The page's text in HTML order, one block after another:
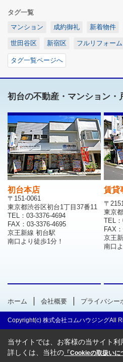
タグ一覧
マンション
成約御礼 新着物件
世田谷区 新宿区 フルリフォーム
タグ一覧ページへ
初台の不動産・マンション・
初台本店
〒151-0061
東京都渋谷区初台1丁目37番11
TEL：03-3376-4694
FAX：03-3376-4695
京王新線 初台駅
南口より徒歩1分！
賃貸
〒
東京
TEL
FAX
京王
南口
ホーム 会社概要 プライバシー
Copyright(c) 株式会社コムハウジングAll
当サイトでは、お客様の当サイト
詳しくは、当社の 「Cookieの取扱いに